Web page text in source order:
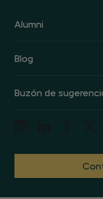
Alumni
Blog
Buzón de